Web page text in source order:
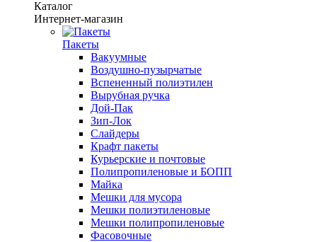
Каталог
Интернет-магазин
Пакеты
Вакуумные
Воздушно-пузырчатые
Вспененный полиэтилен
Вырубная ручка
Дой-Пак
Зип-Лок
Слайдеры
Крафт пакеты
Курьерские и почтовые
Полипропиленовые и БОПП
Майка
Мешки для мусора
Мешки полиэтиленовые
Мешки полипропиленовые
Фасовочные